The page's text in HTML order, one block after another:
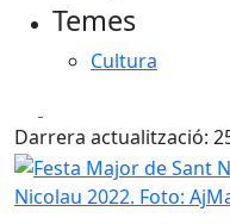
Temes
Cultura
Darrera actualització:
Festa Major de Sant
Nicolau 2022. Foto: